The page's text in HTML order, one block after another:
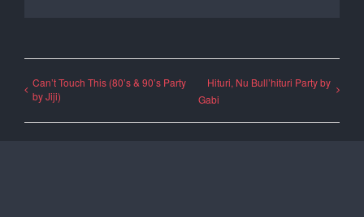
Can’t Touch This (80’s & 90’s Party
by Jiji)
Hituri, Nu Bull’hituri Party by
Gabi